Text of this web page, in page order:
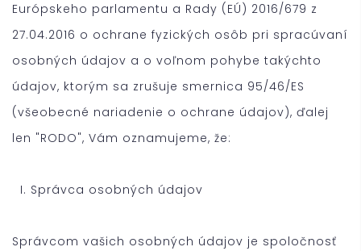
Európskeho parlamentu a Rady (EÚ) 2016/679 z
27.04.2016 o ochrane fyzických osôb pri spracúvaní
osobných údajov a o voľnom pohybe takýchto
údajov, ktorým sa zrušuje smernica 95/46/ES
(všeobecné nariadenie o ochrane údajov), ďalej
len "RODO", Vám oznamujeme, že:
I. Správca osobných údajov
Správcom vašich osobných údajov je spoločnosť